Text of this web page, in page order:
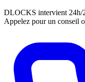
DLOCKS intervient 24h/
Appelez pour un conseil